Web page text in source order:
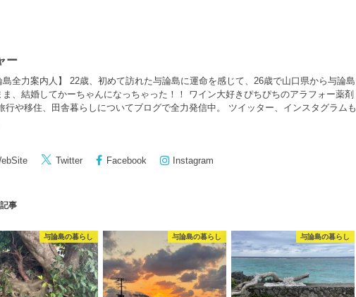
ー
島全力案内人】 22歳、初めて訪れた与論島に運命を感じて、26歳で山口県から与論島
、結婚してかーちゃんになっちゃった！！ ワイン大好きぴちぴちのアラフォー薬剤
行や移住、田舎暮らしについてブログで全力発信中。 ツイッター、インスタグラムも
Twitter Facebook Instagram
事
与論島の暮らし 与論島の暮らし 与論島の暮らし